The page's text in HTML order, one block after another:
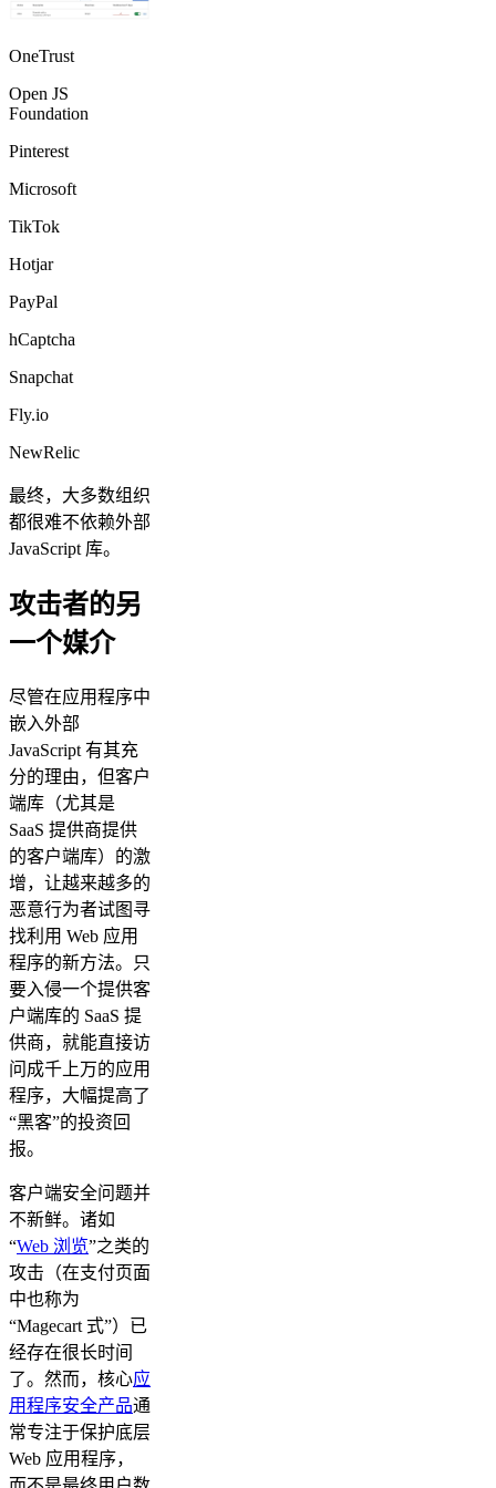
OneTrust
Open JS
Foundation
Pinterest
Microsoft
TikTok
Hotjar
PayPal
hCaptcha
Snapchat
Fly.io
NewRelic
最终，大多数组织
都很难不依赖外部
JavaScript 库。
攻击者的另
一个媒介
尽管在应用程序中
嵌入外部
JavaScript 有其充
分的理由，但客户
端库（尤其是
SaaS 提供商提供
的客户端库）的激
增，让越来越多的
恶意行为者试图寻
找利用 Web 应用
程序的新方法。只
要入侵一个提供客
户端库的 SaaS 提
供商，就能直接访
问成千上万的应用
程序，大幅提高了
“黑客”的投资回
报。
客户端安全问题并
不新鲜。诸如
“Web 浏览”之类的
攻击（在支付页面
中也称为
“Magecart 式”）已
经存在很长时间
了。然而，核心应
用程序安全产品通
常专注于保护底层
Web 应用程序，